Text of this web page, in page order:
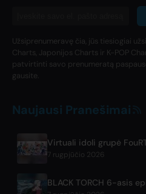
Užsiprenumeravę čia, jūs tiesiogiai
Charts, Japonijos Charts ir K-POP
patvirtinti savo prenumeratą
gausite.
Naujausi Pranešimai
7 rugpjūčio 2026